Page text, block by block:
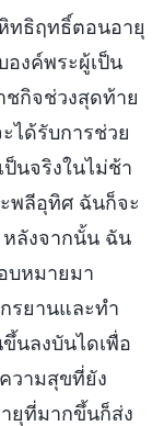
ทธิฤทธิ์ตอนอายุ
งค์พระผู้เป็น
ชกิจช่วงสุดท้าย
ได้รับการช่วย
นจริงในไม่ช้า
พลีอุทิศ ฉันก็จะ
หลังจากนั้น ฉัน
บหมายมา
รยานและทำ
นลงบันไดเพื่อ
วามสุขที่ยัง
ยุที่มากขึ้นก็ส่ง